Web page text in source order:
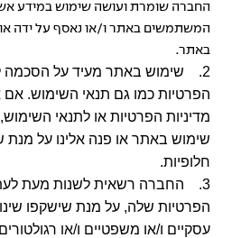
החברה שומרת ועושה שימוש במידע
המשתמשים באתר ו/או נאסף על ידה
באתר.
2. שימוש באתר מעיד על הסכמה
הפרטיות כמו גם תנאי השימוש. אם
מדיניות הפרטיות או לתנאי
שימוש באתר או פנה אלינו על מנת
חלופיות.
3. החברה רשאית לשנות מעת
הפרטיות שלה, על מנת שישקפו
עסקיים ו/או משפטיים ו/או